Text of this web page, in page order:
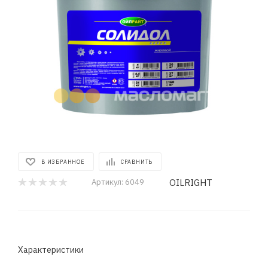
В ИЗБРАННОЕ СРАВНИТЬ
Артикул: 6049 OILRIGHT
Характеристики